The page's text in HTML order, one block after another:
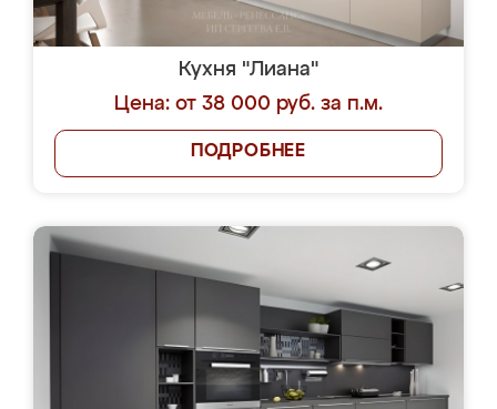
Кухня "Лиана"
Цена: от 38 000 руб. за п.м.
ПОДРОБНЕЕ